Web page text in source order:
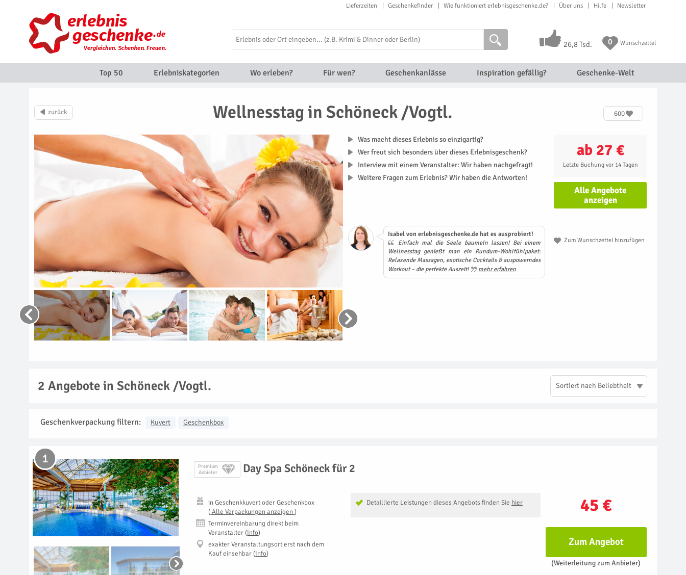
Lieferzeiten Geschenkefinder Wie funktioniert erlebnisgeschenke.de? Über uns Hilfe Newsletter
26,8 Tsd. 0 Wunschzettel
Top 50 Erlebniskategorien Wo erleben? Für wen? Geschenkanlässe Inspiration gefällig? Geschenke-Welt
Wellnesstag in Schöneck /Vogtl. 600
ab 27 €
Letzte Buchung vor 14 Tagen
Alle Angebote
anzeigen
Zum Wunschzettel hinzufügen
Was macht dieses Erlebnis so einzigartig?
Wer freut sich besonders über dieses Erlebnisgeschenk?
Interview mit einem Veranstalter: Wir haben nachgefragt!
Weitere Fragen zum Erlebnis? Wir haben die Antworten!
Isabel von erlebnisgeschenke.de hat es ausprobiert!
Einfach mal die Seele baumeln lassen! Bei einem
Wellnesstag genießt man ein Rundum-Wohlfühlpaket:
Relaxende Massagen, exotische Cocktails & auspowerndes
Workout – die perfekte Auszeit!
mehr erfahren
2 Angebote in Schöneck /Vogtl. Sortiert nach Beliebtheit
Geschenkverpackung filtern: Kuvert Geschenkbox
Premium
Anbieter
Day Spa Schöneck für 2
1
45 €
Detaillierte Leistungen dieses Angebots finden Sie hier
inGeschenkkuvert oder Geschenkbox
( Alle Verpackungen anzeigen )
Terminvereinbarung direkt beim
Veranstalter (Info)
exakter Veranstaltungsort erst nach dem
Kauf einsehbar (Info)
Zum Angebot
(Weiterleitung zum Anbieter)